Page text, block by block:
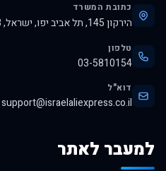
כתובת המשרד
הירקון 145, תל אביב יפו, ישראל, 6345313
טלפון
03-5810154
דוא"ל
support@israelaliexpress.co.il
למעבר לאתר
לרכישה באלי אקספרס